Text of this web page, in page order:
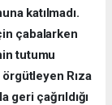
katılmadı.
çabalarken
tutumu
Rıza
geri çağrıldığı